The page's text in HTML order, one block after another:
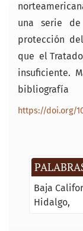
Baja
Hidalgo
una serie de
protección
que el
insuficiente.
bibliografía
https://doi.org/